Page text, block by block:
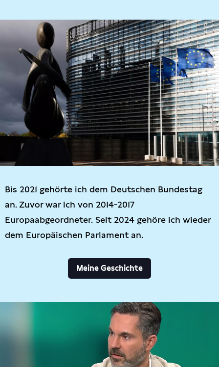
Bis 2021 gehörte ich dem Deutschen Bundestag
an. Zuvor war ich von 2014-2017
Europaabgeordneter. Seit 2024 gehöre ich wieder
dem Europäischen Parlament an.
Meine Geschichte